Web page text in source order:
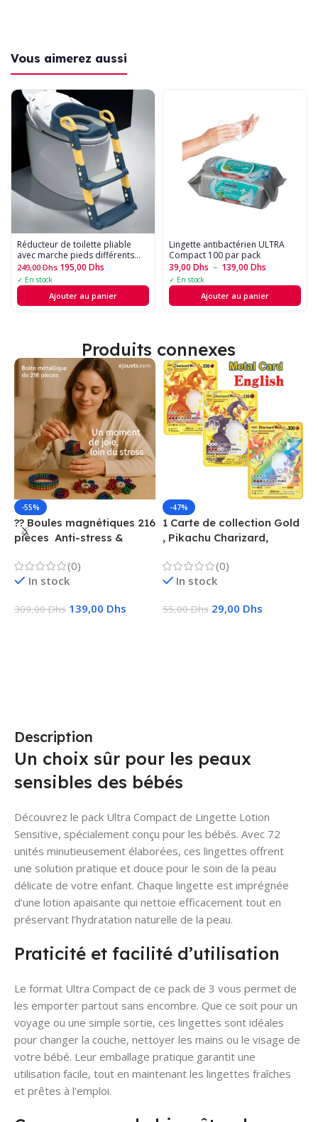
Vous aimerez aussi
Réducteur de toilette pliable
avec marche pieds différents
couleurs originale
249,00Dhs 195,00 Dhs
✓ En stock
Ajouter au panier
Lingette antibactérien ULTRA
Compact 100 par pack
39,00 Dhs – 139,00 Dhs
✓ En stock
Ajouter au panier
Produits connexes
-55%
?? Boules magnétiques 216
pièces  Anti-stress &
(0)
In stock
309,00Dhs 139,00 Dhs
-47%
1 Carte de collection Gold
, Pikachu Charizard,
(0)
In stock
55,00Dhs 29,00 Dhs
Description
Un choix sûr pour les peaux
sensibles des bébés
Découvrez le pack Ultra Compact de Lingette Lotion
Sensitive, spécialement conçu pour les bébés. Avec 72
unités minutieusement élaborées, ces lingettes offrent
une solution pratique et douce pour le soin de la peau
délicate de votre enfant. Chaque lingette est imprégnée
d’une lotion apaisante qui nettoie efficacement tout en
préservant l’hydratation naturelle de la peau.
Praticité et facilité d’utilisation
Le format Ultra Compact de ce pack de 3 vous permet de
les emporter partout sans encombre. Que ce soit pour un
voyage ou une simple sortie, ces lingettes sont idéales
pour changer la couche, nettoyer les mains ou le visage de
votre bébé. Leur emballage pratique garantit une
utilisation facile, tout en maintenant les lingettes fraîches
et prêtes à l’emploi.